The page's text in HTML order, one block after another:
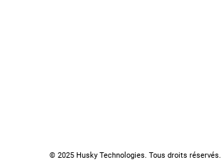
© 2025 Husky Technologies. Tous droits réservés.